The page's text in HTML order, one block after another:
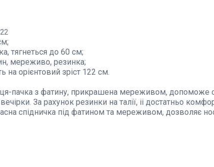
тягнеться до 60 см;
мереживо, резинка;
на орієнтовий зріст 122 см.
пачка з фатину, прикрашена мереживом, допоможе
За рахунок резинки на талії, іі достатньо
спідничка під фатином та мереживом, дозволяє